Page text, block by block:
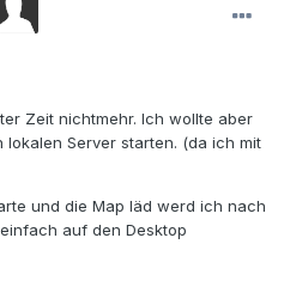
Zeit nichtmehr. Ich wollte aber
Server starten. (da ich mit
und die Map läd werd ich nach
auf den Desktop